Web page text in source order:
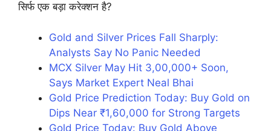
सिर्फ एक बड़ा करेक्शन है?
Gold and Silver Prices Fall Sharply:
Analysts Say No Panic Needed
MCX Silver May Hit 3,00,000+ Soon,
Says Market Expert Neal Bhai
Gold Price Prediction Today: Buy Gold on
Dips Near ₹1,60,000 for Strong Targets
Gold Price Today: Buy Gold Above